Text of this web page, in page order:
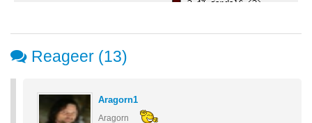
Reageer (13)
Aragorn1
Aragorn